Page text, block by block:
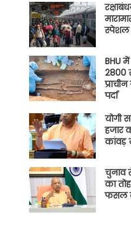
स्पेशल
BHU
2800
पर्दा
योगी
हजार
कांवड़
चुनाव
का
फसल